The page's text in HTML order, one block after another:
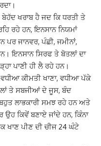
ਖਰਾਬ ਹੈ ਜਦ ਕਿ ਧਰਤੀ ਤੇ
ਰਹੇ ਹਨ,ਇਨਸਾਨ ਨਿਯਮਾਂ
ਪਰ ਜਾਨਵਰ, ਪੰਛੀ, ਜਮੀਨਾਂ,
ਇਨਸਾਨ ਸਿਰਫ ਤੇ ਬੋਤਲਾਂ ਦਾ
ਪਾਣੀ ਹੀ ਲੈ ਰਹੇ ਹਨ।
ਕੀਮਤੀ ਖਾਣਾ, ਵਧੀਆ ਪੱਕੇ
ਤੇ ਸਬਜੀਆਂ ਦੇ ਜੂਸ, ਬੰਦ
ਲਾਭਕਾਰੀ ਸਮਝ ਰਹੇ ਹਨ ਅਤੇ
ਉਹ ਕਿਵੇਂ ਬਣਾਏ ਜਾਂਦੇ ਹਨ, ਕਿੰਨਾ
ਖਾਣ ਪੀਣ ਦੀ ਚੀਜ 24 ਘੰਟੇ